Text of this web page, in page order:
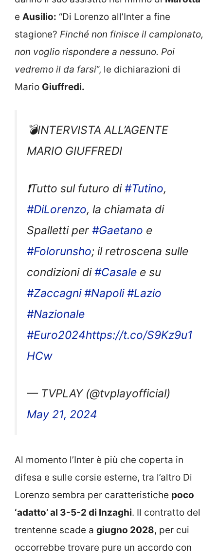
e Ausilio: “Di Lorenzo all’Inter a fine
stagione? Finché non finisce il campionato,
non voglio rispondere a nessuno. Poi
vedremo il da farsi“, le dichiarazioni di
Mario Giuffredi.
💣INTERVISTA ALL’AGENTE
MARIO GIUFFREDI
❗Tutto sul futuro di#Tutino,
#DiLorenzo, la chiamata di
Spalletti per #Gaetano e
#Folorunsho; il retroscena sulle
condizioni di#Casale e su
#Zaccagni #Napoli #Lazio
#Nazionale
#Euro2024https://t.co/S9Kz9u1
HCw
— TVPLAY (@tvplayofficial)
May 21, 2024
Al momento l’Inter è più che coperta in
difesa e sulle corsie esterne, tra l’altro Di
Lorenzo sembra per caratteristiche poco
‘adatto’ al 3-5-2 di Inzaghi. Il contratto del
trentenne scade a giugno 2028, per cui
occorrebbe trovare pure un accordo con